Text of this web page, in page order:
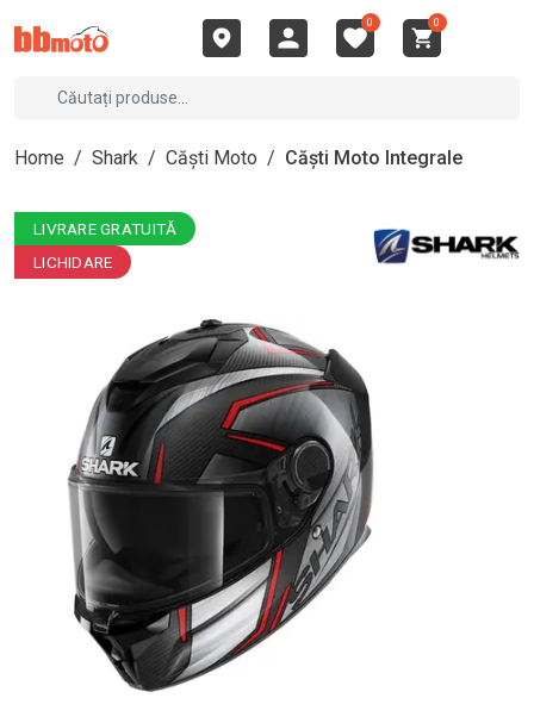
0 0
Home / Shark / Căști Moto / Căști Moto Integrale
LIVRARE GRATUITĂ
LICHIDARE